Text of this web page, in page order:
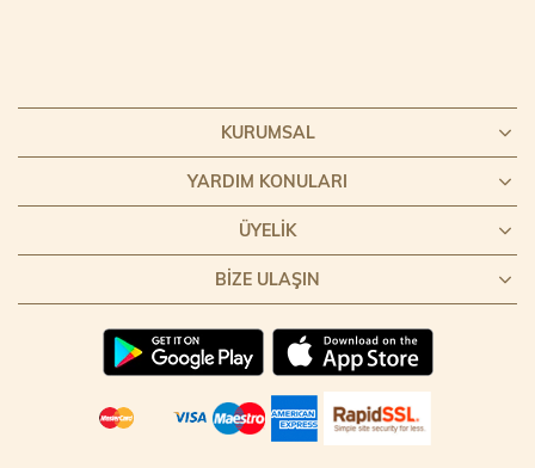
KURUMSAL
YARDIM KONULARI
ÜYELIK
BIZE ULAŞIN